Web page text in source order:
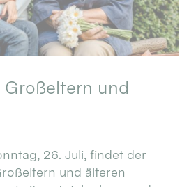
und
26. Juli, findet der
und älteren